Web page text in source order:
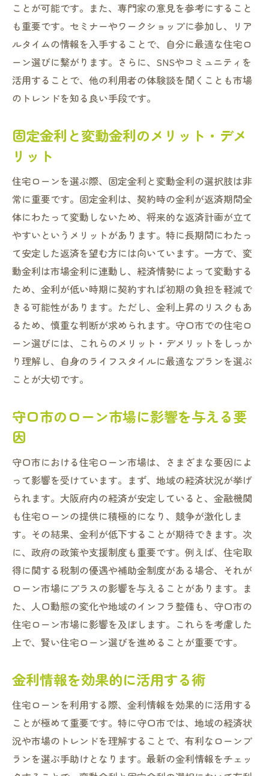
ことが可能です。また、専門家の意見を参考にすること
も重要です。セミナーやワークショップに参加し、リア
ルタイムの情報を入手することで、自分に最適な住宅ロ
ーン選びに繋がります。さらに、SNSやコミュニティを
活用することで、他の利用者の体験談を聞くことも市場
のトレンドを知る良い手段です。
固定金利と変動金利のメリット・デメ
リット
住宅ローンを選ぶ際、固定金利と変動金利の選択肢は非
常に重要です。固定金利は、契約時の金利が返済期間全
体にわたって変動しないため、将来的な返済計画が立て
やすいというメリットがあります。特に長期間にわたっ
て安定した返済を望む方には向いています。一方で、変
動金利は市場金利に連動し、経済情勢によって変動する
ため、金利が低い時期に契約すれば初期の負担を軽減で
きる可能性があります。ただし、金利上昇のリスクもあ
るため、慎重な判断が求められます。守口市での住宅ロ
ーン選びには、これらのメリット・デメリットをしっか
り理解し、自身のライフスタイルに最適なプランを選ぶ
ことが大切です。
守口市のローン市場に影響を与える要
因
守口市における住宅ローン市場は、さまざまな要因によ
って影響を受けています。まず、地域の経済状況が挙げ
られます。大阪府内の経済が安定していると、金融機関
も住宅ローンの提供に積極的になり、競争が激化しま
す。その結果、金利が低下することが期待できます。次
に、政府の政策や支援制度も重要です。例えば、住宅取
得に関する税制の優遇や補助金制度がある場合、それが
ローン市場にプラスの影響を与えることがあります。ま
た、人口動態の変化や地域のインフラ整備も、守口市の
住宅ローン市場に影響を及ぼします。これらを考慮した
上で、賢い住宅ローン選びを進めることが重要です。
金利情報を効果的に活用する術
住宅ローンを利用する際、金利情報を効果的に活用する
ことが極めて重要です。特に守口市では、地域の経済状
況や市場のトレンドを理解することで、有利なローンプ
ランを選ぶ手助けとなります。最新の金利情報をチェッ